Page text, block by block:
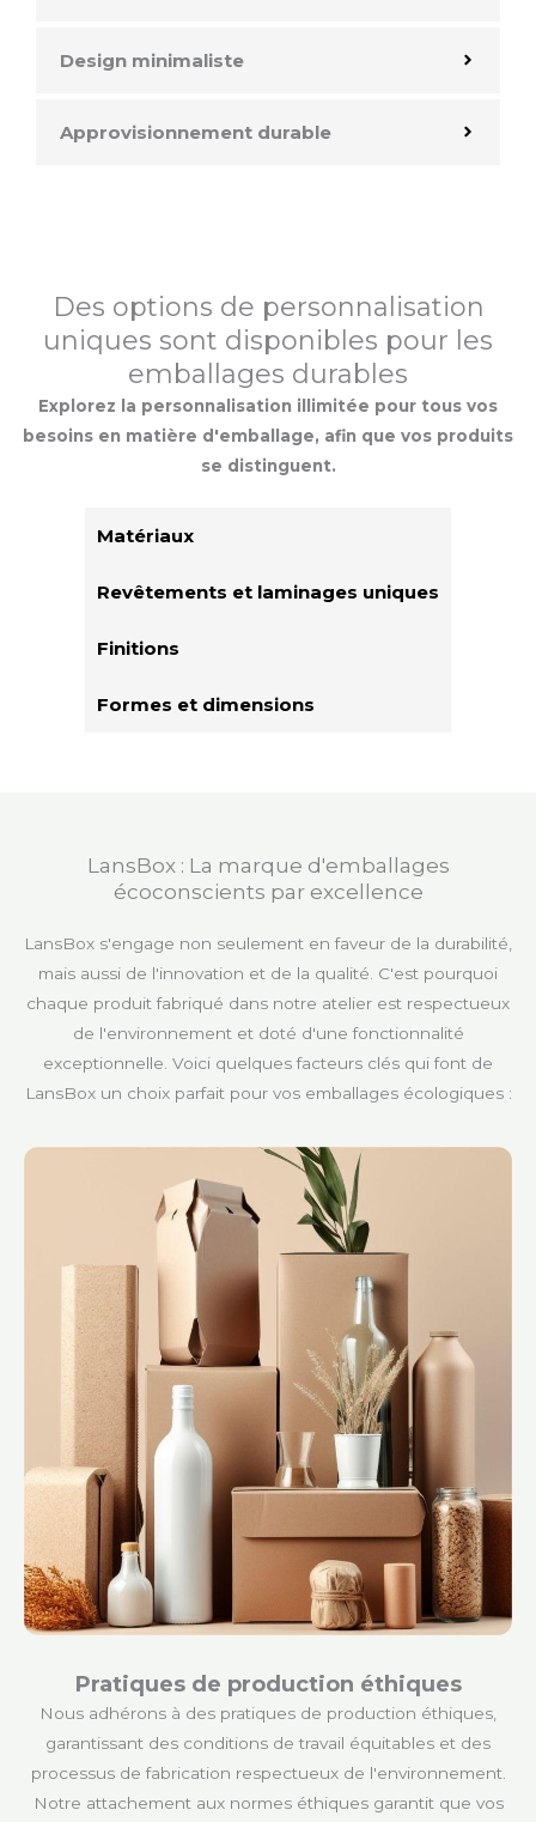
Design minimaliste
Approvisionnement durable
Des options de personnalisation
uniques sont disponibles pour les
emballages durables
Explorez la personnalisation illimitée pour tous vos
besoins en matière d'emballage, afin que vos produits
se distinguent.
Matériaux
Revêtements et laminages uniques
Finitions
Formes et dimensions
LansBox : La marque d'emballages
écoconscients par excellence
LansBox s'engage non seulement en faveur de la durabilité,
mais aussi de l'innovation et de la qualité. C'est pourquoi
chaque produit fabriqué dans notre atelier est respectueux
de l'environnement et doté d'une fonctionnalité
exceptionnelle. Voici quelques facteurs clés qui font de
LansBox un choix parfait pour vos emballages écologiques :
Pratiques de production éthiques
Nous adhérons à des pratiques de production éthiques,
garantissant des conditions de travail équitables et des
processus de fabrication respectueux de l'environnement.
Notre attachement aux normes éthiques garantit que vos